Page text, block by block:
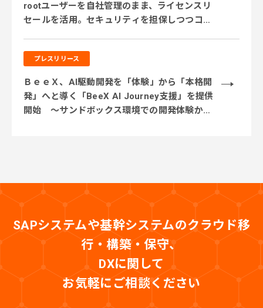
rootユーザーを自社管理のまま、ライセンスリ
セールを活用。セキュリティを担保しつつコス
プレスリリース
ＢｅｅＸ、AI駆動開発を「体験」から「本格開
発」へと導く「BeeX AI Journey支援」を提供
開始 ～サンドボックス環境での開発体験から
SAPシステムや基幹システムのクラウド移
行・構築・保守、
DXに関して
お気軽にご相談ください